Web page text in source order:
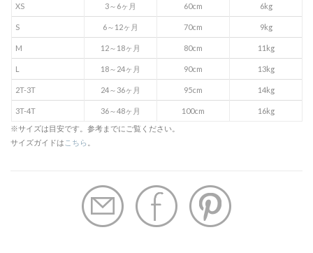
XS 3～6ヶ月 60cm 6kg
S 6～12ヶ月 70cm 9kg
M 12～18ヶ月 80cm 11kg
L 18～24ヶ月 90cm 13kg
2T-3T 24～36ヶ月 95cm 14kg
3T-4T 36～48ヶ月 100cm
16kg
※サイズは目安です。参考までにご覧ください。
サイズガイドは こちら